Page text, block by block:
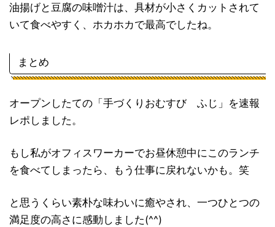
油揚げと豆腐の味噌汁は、具材が小さくカットされて
いて食べやすく、ホカホカで最高でしたね。
まとめ
オープンしたての「手づくりおむすび ふじ」を速報
レポしました。
もし私がオフィスワーカーでお昼休憩中にこのランチ
を食べてしまったら、もう仕事に戻れないかも。笑
と思うくらい素朴な味わいに癒やされ、一つひとつの
満足度の高さに感動しました(^^)